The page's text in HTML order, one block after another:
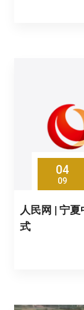
04
09
人民网 | 宁
式